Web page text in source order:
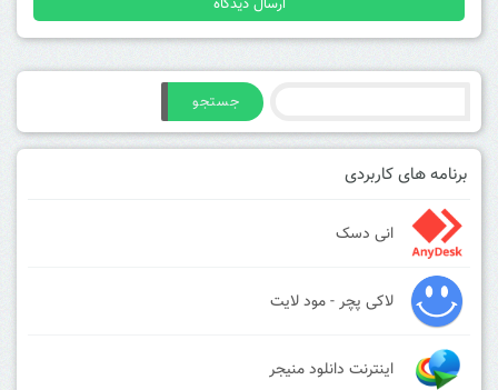
جستجو
برنامه های کاربردی
انی دسک
لاکی پچر - مود لایت
اینترنت دانلود منیجر